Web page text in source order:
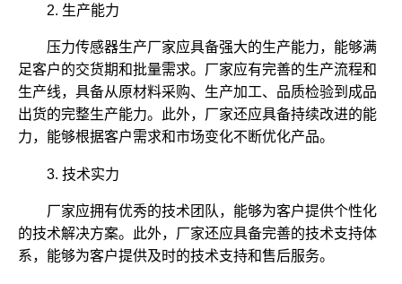
2. 生产能力
压力传感器生产厂家应具备强大的生产能力，能够满
足客户的交货期和批量需求。厂家应有完善的生产流程和
生产线，具备从原材料采购、生产加工、品质检验到成品
出货的完整生产能力。此外，厂家还应具备持续改进的能
力，能够根据客户需求和市场变化不断优化产品。
3. 技术实力
厂家应拥有优秀的技术团队，能够为客户提供个性化
的技术解决方案。此外，厂家还应具备完善的技术支持体
系，能够为客户提供及时的技术支持和售后服务。